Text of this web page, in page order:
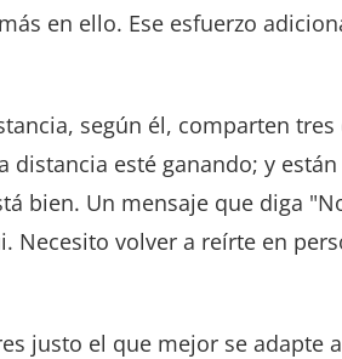
en ello. Ese esfuerzo
según él, comparten
esté ganando; y
bien. Un mensaje que diga
volver a reírte en
justo el que mejor se adapte